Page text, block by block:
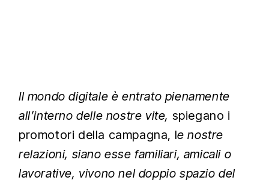
Il mondo digitale è entrato pienamente
all’interno delle nostre vite, spiegano i
promotori della campagna, le nostre
relazioni, siano esse familiari, amicali o
lavorative, vivono nel doppio spazio del